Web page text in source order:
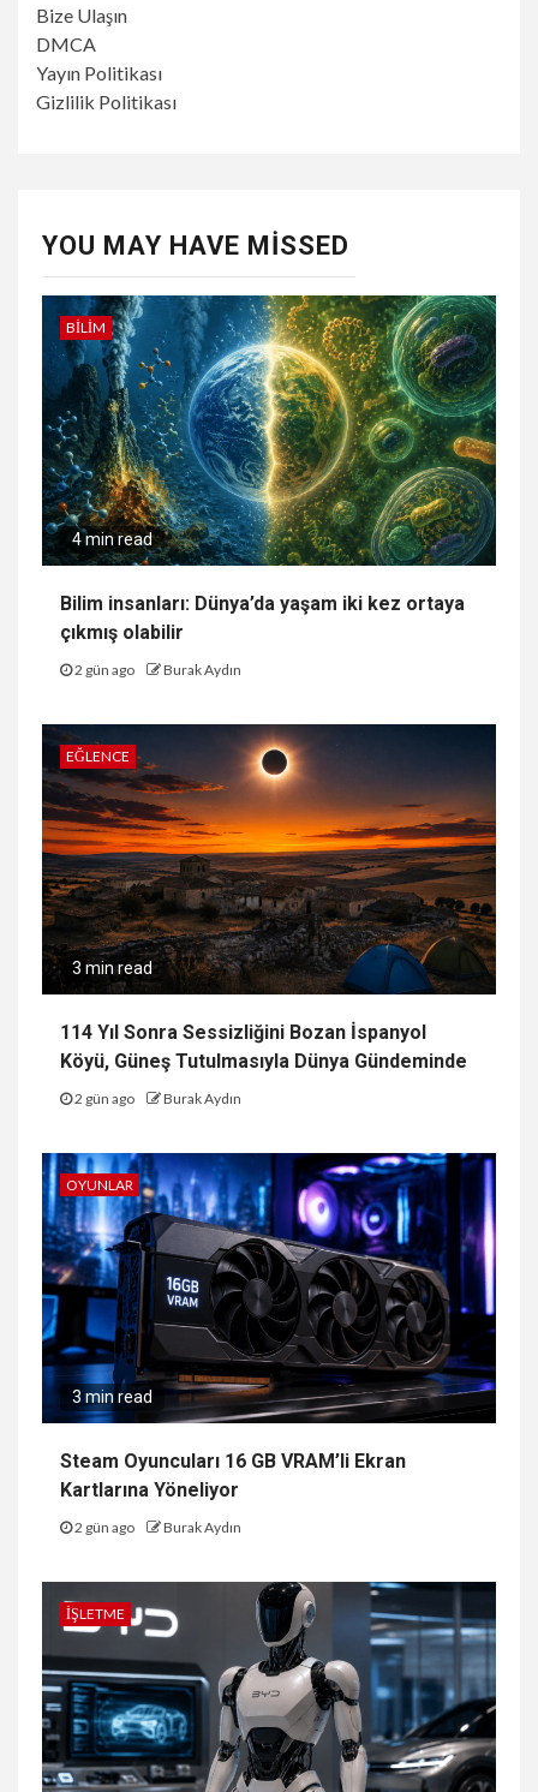
Bize Ulaşın
DMCA
Yayın Politikası
Gizlilik Politikası
YOU MAY HAVE MISSED
BILIM
4 min read
Bilim insanları: Dünya’da yaşam iki kez ortaya
çıkmış olabilir
2 gün ago Burak Aydın
EĞLENCE
3 min read
114 Yıl Sonra Sessizliğini Bozan İspanyol
Köyü, Güneş Tutulmasıyla Dünya Gündeminde
2 gün ago Burak Aydın
OYUNLAR
3 min read
Steam Oyuncuları 16 GB VRAM’li Ekran
Kartlarına Yöneliyor
2 gün ago Burak Aydın
İŞLETME